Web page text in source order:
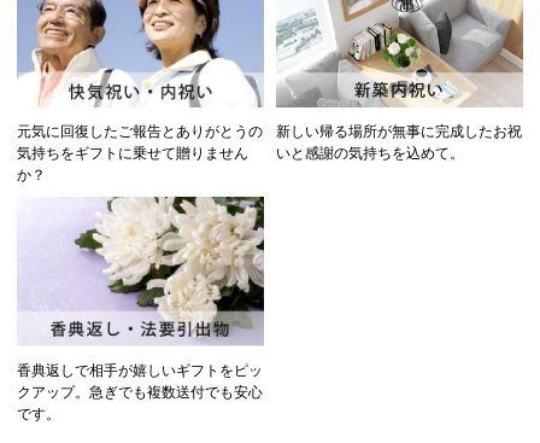
元気に回復したご報告とありがとうの
気持ちをギフトに乗せて贈りません
か？
新しい帰る場所が無事に完成したお祝
いと感謝の気持ちを込めて。
香典返しで相手が嬉しいギフトをピッ
クアップ。急ぎでも複数送付でも安心
です。